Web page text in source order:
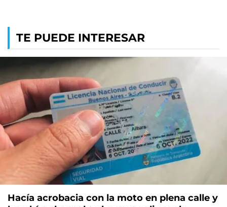
TE PUEDE INTERESAR
Hacía acrobacia con la moto en plena calle y